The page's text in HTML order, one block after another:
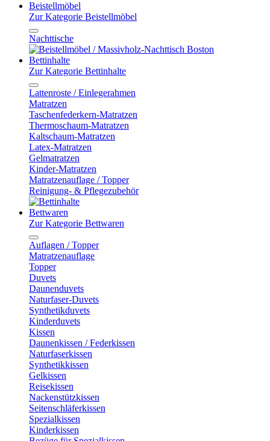
Beistellmöbel
Zur Kategorie Beistellmöbel
Nachttische
Bettinhalte
Zur Kategorie Bettinhalte
Lattenroste / Einlegerahmen
Matratzen
Taschenfederkern-Matratzen
Thermoschaum-Matratzen
Kaltschaum-Matratzen
Latex-Matratzen
Gelmatratzen
Kinder-Matratzen
Matratzenauflage / Topper
Reinigung- & Pflegezubehör
Bettwaren
Zur Kategorie Bettwaren
Auflagen / Topper
Matratzenauflage
Topper
Duvets
Daunenduvets
Naturfaser-Duvets
Synthetikduvets
Kinderduvets
Kissen
Daunenkissen / Federkissen
Naturfaserkissen
Synthetikkissen
Gelkissen
Reisekissen
Nackenstützkissen
Seitenschläferkissen
Spezialkissen
Kinderkissen